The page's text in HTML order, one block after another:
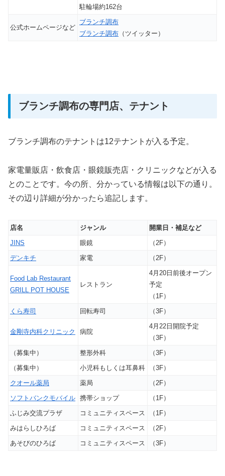
駐輪場約162台
公式ホームページなど
ブランチ調布
ブランチ調布 （ツイッター）
ブランチ調布の専門店、テナント
ブランチ調布のテナントは12テナントが入る予定。
家電量販店・飲食店・眼鏡販売店・クリニックなどが入る
とのことです。今の所、分かっている情報は以下の通り。
その辺り詳細が分かったら追記します。
店名 ジャンル
開業日・補足など
JINS
眼鏡
（2F）
デンキチ
家電 （2F）
Food Lab Restaurant
GRILL POT HOUSE
レストラン
4月20日前後オープン
予定
（1F）
くら寿司
回転寿司 （3F）
金剛寺内科クリニック 病院
4月22日開院予定
（3F）
（募集中）
整形外科
（3F）
（募集中）
小児科もしくは耳鼻科
（3F）
クオール薬局
薬局
（2F）
ソフトバンクモバイル 携帯ショップ
（1F）
ふじみ交流プラザ
コミュニティスペース
（1F）
みはらしひろば
コミュニティスペース
（2F）
あそびのひろば
コミュニティスペース （3F）